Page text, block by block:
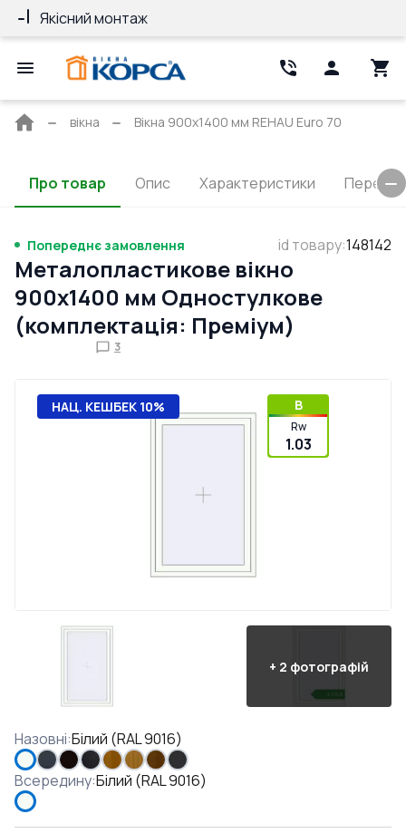
Якісний монтаж
Головна
вікна Вікна 900x1400 мм REHAU Euro 70
Про товар Опис Характеристики
Попереднє замовлення id товару:148142
Металопластикове вікно
900x1400 мм Одностулкове
(комплектація: Преміум)
3
НАЦ. КЕШБЕК 10% B
Rw
1.03
+ 2 фотографій
Назовні:Білий (RAL 9016)
Всередину:Білий (RAL 9016)